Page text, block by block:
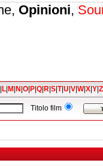
Opinioni,
L M N O P Q R S T|U V W|X Y Z
Titolo film